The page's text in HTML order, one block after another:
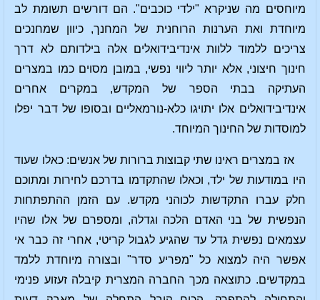
מיוחסים מה שניקרא "ילדי כוכבים". הם דורשים תשומת לב
מיוחדת ואת הערנות הרוחנית של המחנך, כיוון שמחנכים
צריכים ללמוד ללוות אינדיבידואלים אלה בילדותם לא דרך
חינוך חיצוני, אלא יותר ליווי נפשי, במובן מסוים כמו במצרים
העתיקה בבתי הספר של המקדש, במקרים אחרים
אינדיבידואלים אלו יתויגו כלא-נורמאליים ובסופו של דבר יפלו
למוסדות של החינוך המיוחד.
אז במצרים ראינו שתי קבוצות ברורות של אנשים: כאלו שעוד
היו במודעות של ילד, וכאלו שהתקדמו בדרכם לחירות ומתוכם
חלק עברו התקדשות לכוהני מקדש. עם הזמן ההתפתחות
הנפשית של בני האדם הלכה וגדלה, ומספרם של אלו שהיו
עצמאים נפשית גדל עד שהגיע לגבול קריטי, אחרי זה כבר אי
אפשר היה למצוא כל "מפריע סדר" ובצורה מיוחדת ללמד
במקדשים. כתוצאה מכך החברה המצרית קיבלה זעזוע פנימי